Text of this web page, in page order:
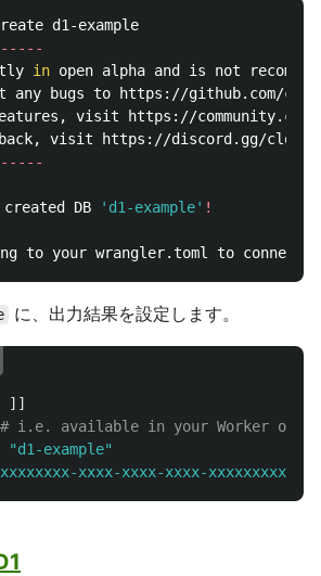
in open alpha and is not
any bugs to https://github.com/
visit https://
DB 'd1-example' !
に、出力結果を設定します。
]]
# i.e. available in your Worker on
"d1-example"
xxxx-xxxx-xxxx-xxxxxxxxxxxx"